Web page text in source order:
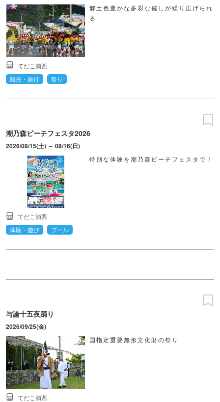
郷土色豊かな多彩な催しが繰り広げられ
る
てだこ浦西
観光・旅行
祭り
潮乃森ビーチフェスタ2026
2026/08/15(土) ～ 08/16(日)
特別な体験を潮乃森ビーチフェスタで！
てだこ浦西
体験・遊び
プール
与論十五夜踊り
2026/09/25(金)
国指定重要無形文化財の祭り
てだこ浦西